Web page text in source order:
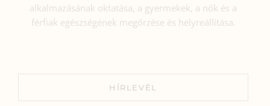
alkalmazásának oktatása, a gyermekek, a nők és a
férfiak egészségének megőrzése és helyreállítása.
HÍRLEVÉL